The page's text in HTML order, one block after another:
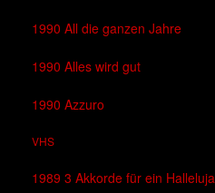
1990 All die ganzen Jahre
1990 Alles wird gut
1990 Azzuro
VHS
1989 3 Akkorde für ein Halleluja